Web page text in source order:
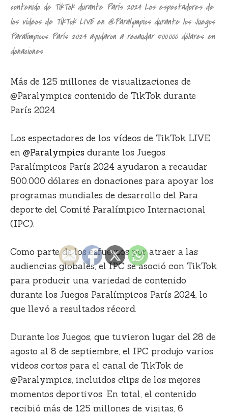
contenido de TikTok durante París 2024 Los espectadores de
los vídeos de TikTok LIVE en @Paralympics durante los Juegos
Paralímpicos París 2024 ayudaron a recaudar 500.000 dólares en
donaciones
Más de 125 millones de visualizaciones de
@Paralympics contenido de TikTok durante
París 2024
Los espectadores de los vídeos de TikTok LIVE
en @Paralympics durante los Juegos
Paralímpicos París 2024 ayudaron a recaudar
500.000 dólares en donaciones para apoyar los
programas mundiales de desarrollo del Para
deporte del Comité Paralímpico Internacional
(IPC).
Como parte de los esfuerzos por atraer a las
audiencias globales, el IPC se asoció con TikTok
para producir una variedad de contenido
durante los Juegos Paralímpicos París 2024, lo
que llevó a resultados récord.
Durante los Juegos, que tuvieron lugar del 28 de
agosto al 8 de septiembre, el IPC produjo varios
videos cortos para el canal de TikTok de
@Paralympics, incluidos clips de los mejores
momentos deportivos. En total, el contenido
recibió más de 125 millones de visitas, 6